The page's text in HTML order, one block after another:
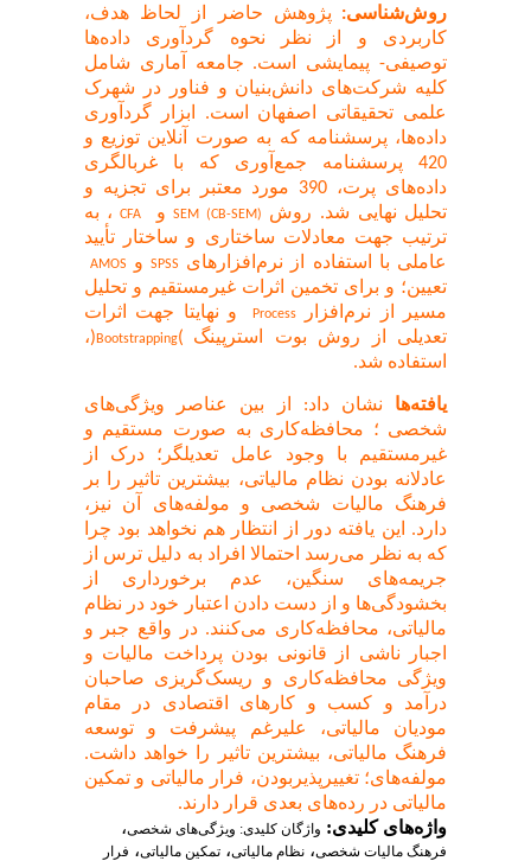
روش‌شناسی:
پژوهش حاضر از لحاظ هدف،
کاربردی و از نظر نحوه گردآوری داده‌ها
توصیفی- پیمایشی است. جامعه آماری شامل
کلیه شرکت‌های دانش‌بنیان و فناور در شهرک
علمی تحقیقاتی اصفهان است. ابزار گردآوری
داده‌ها، پرسشنامه که به صورت آنلاین توزیع و
420 پرسشنامه جمع‌آوری که با غربالگری
داده‌های پرت، 390 مورد معتبر برای تجزیه و
تحلیل نهایی شد. روش
SEM (CB-SEM) و CFA ، به
ترتیب جهت معادلات ساختاری و ساختار تأیید
عاملی با استفاده از نرم‌افزارهای
SPSS و AMOS
تعیین؛ و برای تخمین اثرات غیرمستقیم و تحلیل
مسیر از نرم‌افزارProcess
و نهایتا جهت اثرات
تعدیلی از روش بوت استرپینگ
(
Bootstrapping
)،
استفاده شد.
یافته‌ها نشان داد: از بین عناصر ویژگی‌های
شخصی ؛ محافظه‌کاری به صورت مستقیم و
غیرمستقیم با وجود عامل تعدیلگر؛ درک از
عادلانه بودن نظام مالیاتی، بیشترین تاثیر را بر
فرهنگ مالیات شخصی و مولفه‌های آن نیز،
دارد. این یافته دور از انتظار هم نخواهد بود چرا
که به نظر می‌رسد احتمالا افراد به دلیل ترس از
جریمه‌های سنگین، عدم برخورداری از
بخشودگی‌ها و از دست دادن اعتبار خود در نظام
مالیاتی، محافظه‌کاری می‌کنند. در واقع جبر و
اجبار ناشی از قانونی بودن پرداخت مالیات و
ویژگی محافظه‌کاری و ریسک‌گریزی صاحبان
درآمد و کسب و کارهای اقتصادی در مقام
مودیان مالیاتی، علیرغم پیشرفت و توسعه
فرهنگ مالیاتی، بیشترین تاثیر را خواهد داشت.
مولفه‌های؛ تغییرپذیربودن، فرار مالیاتی و تمکین
مالیاتی در رده‌های بعدی قرار دارند.
واژه‌های کلیدی: واژگان کلیدی: ویژگی‌های شخصی،
فرهنگ مالیات شخصی، نظام مالیاتی، تمکین مالیاتی، فرار